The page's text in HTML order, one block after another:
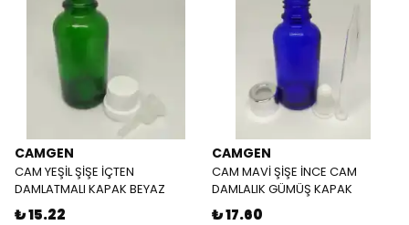
CAMGEN
CAM YEŞİL ŞİŞE İÇTEN
DAMLATMALI KAPAK BEYAZ
₺ 15.22
CAMGEN
CAM MAVİ ŞİŞE İNCE CAM
DAMLALIK GÜMÜŞ KAPAK
₺ 17.60